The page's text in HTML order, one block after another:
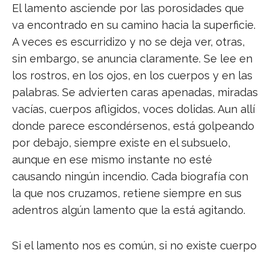
El lamento asciende por las porosidades que
va encontrado en su camino hacia la superficie.
A veces es escurridizo y no se deja ver, otras,
sin embargo, se anuncia claramente. Se lee en
los rostros, en los ojos, en los cuerpos y en las
palabras. Se advierten caras apenadas, miradas
vacías, cuerpos afligidos, voces dolidas. Aun allí
donde parece escondérsenos, está golpeando
por debajo, siempre existe en el subsuelo,
aunque en ese mismo instante no esté
causando ningún incendio. Cada biografía con
la que nos cruzamos, retiene siempre en sus
adentros algún lamento que la está agitando.
Si el lamento nos es común, si no existe cuerpo